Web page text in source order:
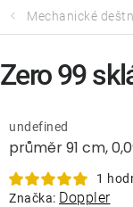
Mechanické
průměr 91 cm,
undefined
1
Značka: Doppler
Zero 99